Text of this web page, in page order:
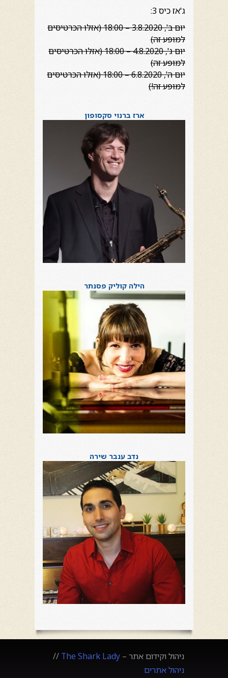
ג'אז כיס 3:
יום ב', 3.8.2020 – 18:00 (אזלו הכרטיסים
למופע זה)
יום ג', 4.8.2020 – 18:00 (אזלו הכרטיסים
למופע זה)
יום ה', 6.8.2020 – 18:00 (אזלו הכרטיסים
למופע זה!)
ארז ברנוי סקסופון
הילה קוליק פסנתר
נדב ענבר שירה
ניהול וקידום אתר – The Shark Lady
//
ניהול אתרים